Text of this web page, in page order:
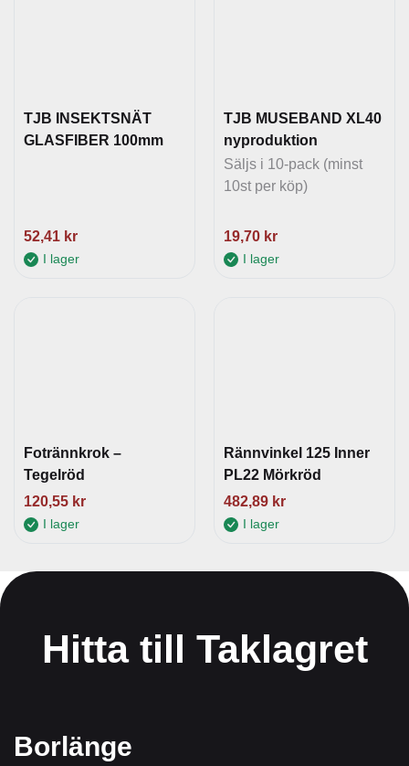
TJB INSEKTSNÄT
GLASFIBER 100mm
52,41 kr
I lager
TJB MUSEBAND XL40
nyproduktion
Säljs i 10-pack (minst
10st per köp)
19,70 kr
I lager
Fotrännkrok –
Tegelröd
120,55 kr
I lager
Rännvinkel 125 Inner
PL22 Mörkröd
482,89 kr
I lager
Hitta till Taklagret
Borlänge